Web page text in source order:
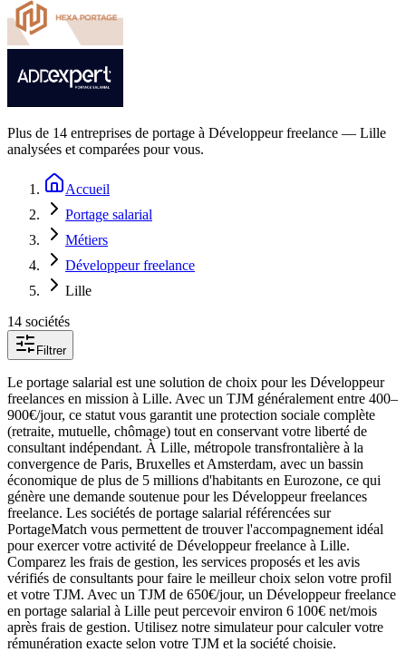
Plus de 14 entreprises de portage à Développeur freelance — Lille
analysées et comparées pour vous.
Accueil
Portage salarial
Métiers
Développeur freelance
Lille
14 sociétés
Filtrer
Le portage salarial est une solution de choix pour les Développeur
freelances en mission à Lille. Avec un TJM généralement entre 400–
900€/jour, ce statut vous garantit une protection sociale complète
(retraite, mutuelle, chômage) tout en conservant votre liberté de
consultant indépendant. À Lille, métropole transfrontalière à la
convergence de Paris, Bruxelles et Amsterdam, avec un bassin
économique de plus de 5 millions d'habitants en Eurozone, ce qui
génère une demande soutenue pour les Développeur freelances
freelance. Les sociétés de portage salarial référencées sur
PortageMatch vous permettent de trouver l'accompagnement idéal
pour exercer votre activité de Développeur freelance à Lille.
Comparez les frais de gestion, les services proposés et les avis
vérifiés de consultants pour faire le meilleur choix selon votre profil
et votre TJM. Avec un TJM de 650€/jour, un Développeur freelance
en portage salarial à Lille peut percevoir environ 6 100€ net/mois
après frais de gestion. Utilisez notre simulateur pour calculer votre
rémunération exacte selon votre TJM et la société choisie.